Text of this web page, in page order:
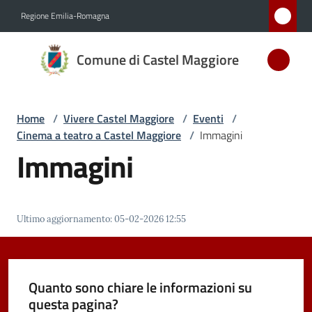
Regione Emilia-Romagna
Comune di Castel Maggiore
Comune
di Castel
D'ARGENTO
AL MERITO
Amministrazione
Novità
Servizi
Home / Vivere Castel Maggiore / Eventi /
Cinema a teatro a Castel Maggiore / Immagini
Immagini
Ultimo aggiornamento:05-02-2026 12:55
Quanto sono chiare le informazioni su
questa pagina?